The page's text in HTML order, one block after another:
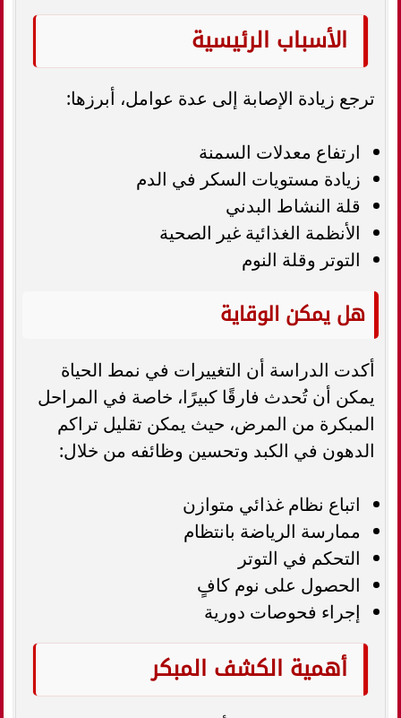
الأسباب الرئيسية
ترجع زيادة الإصابة إلى عدة عوامل، أبرزها:
ارتفاع معدلات السمنة
زيادة مستويات السكر في الدم
قلة النشاط البدني
الأنظمة الغذائية غير الصحية
التوتر وقلة النوم
هل يمكن الوقاية
أكدت الدراسة أن التغييرات في نمط الحياة
يمكن أن تُحدث فارقًا كبيرًا، خاصة في المراحل
المبكرة من المرض، حيث يمكن تقليل تراكم
الدهون في الكبد وتحسين وظائفه من خلال:
اتباع نظام غذائي متوازن
ممارسة الرياضة بانتظام
التحكم في التوتر
الحصول على نوم كافٍ
إجراء فحوصات دورية
أهمية الكشف المبكر